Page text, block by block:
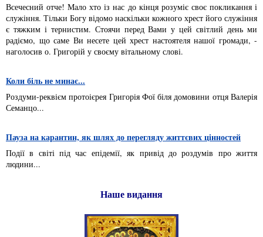
Всечесний отче! Мало хто із нас до кінця розуміє своє покликання і
служіння. Тільки Богу відомо наскільки кожного хрест його служіння
є тяжким і тернистим. Стоячи перед Вами у цей світлий день ми
радіємо, що саме Ви несете цей хрест настоятеля нашої громади, -
наголосив о. Григорій у своєму вітальному слові.
Коли біль не минає...
Роздуми-реквієм протоієрея Григорія Фої біля домовини отця Валерія
Семанцо...
Пауза на карантин, як шлях до перегляду життєвих цінностей
Події в світі під час епідемії, як привід до роздумів про життя
людини...
Наше видання